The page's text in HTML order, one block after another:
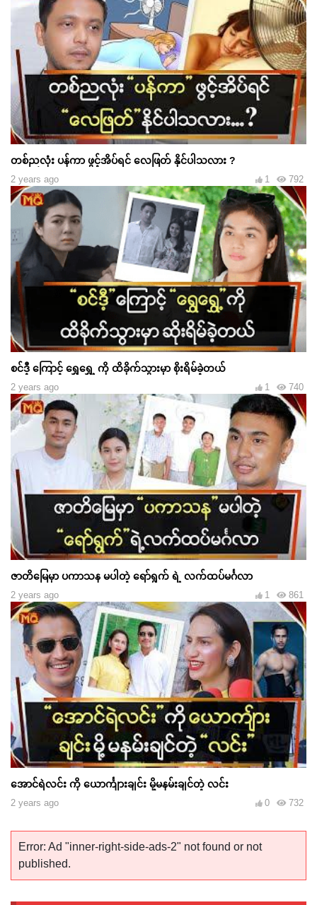
တစ်ညလုံး ပန်ကာ ဖွင့်အိပ်ရင် လေဖြတ် နိုင်ပါသလား ?
2 years ago 792
1
စင်ဒီ့ ကြောင့် ရွှေရွှေ့ ကို ထိခိုက်သွားမှာ စိုးရိမ်ခဲ့တယ်
2 years ago 740
1
ဇာတိမြေမှာ ပကာသန မပါတဲ့ ရော်ရွက် ရဲ့ လက်ထပ်မင်္ဂလာ
2 years ago 861
1
အောင်ရဲလင်း ကို ယောင်္ကျားချင်း မို့မနမ်းချင်တဲ့ လင်း
2 years ago 732
0
Error: Ad "inner-right-side-ads-2" not found or not
published.